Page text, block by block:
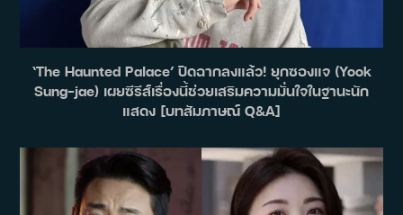
‘The Haunted Palace’ ปิดฉากลงแล้ว! ยุกซองแจ (Yook
Sung-jae) เผยซีรีส์เรื่องนี้ช่วยเสริมความมั่นใจในฐานะนัก
แสดง [บทสัมภาษณ์ Q&A]